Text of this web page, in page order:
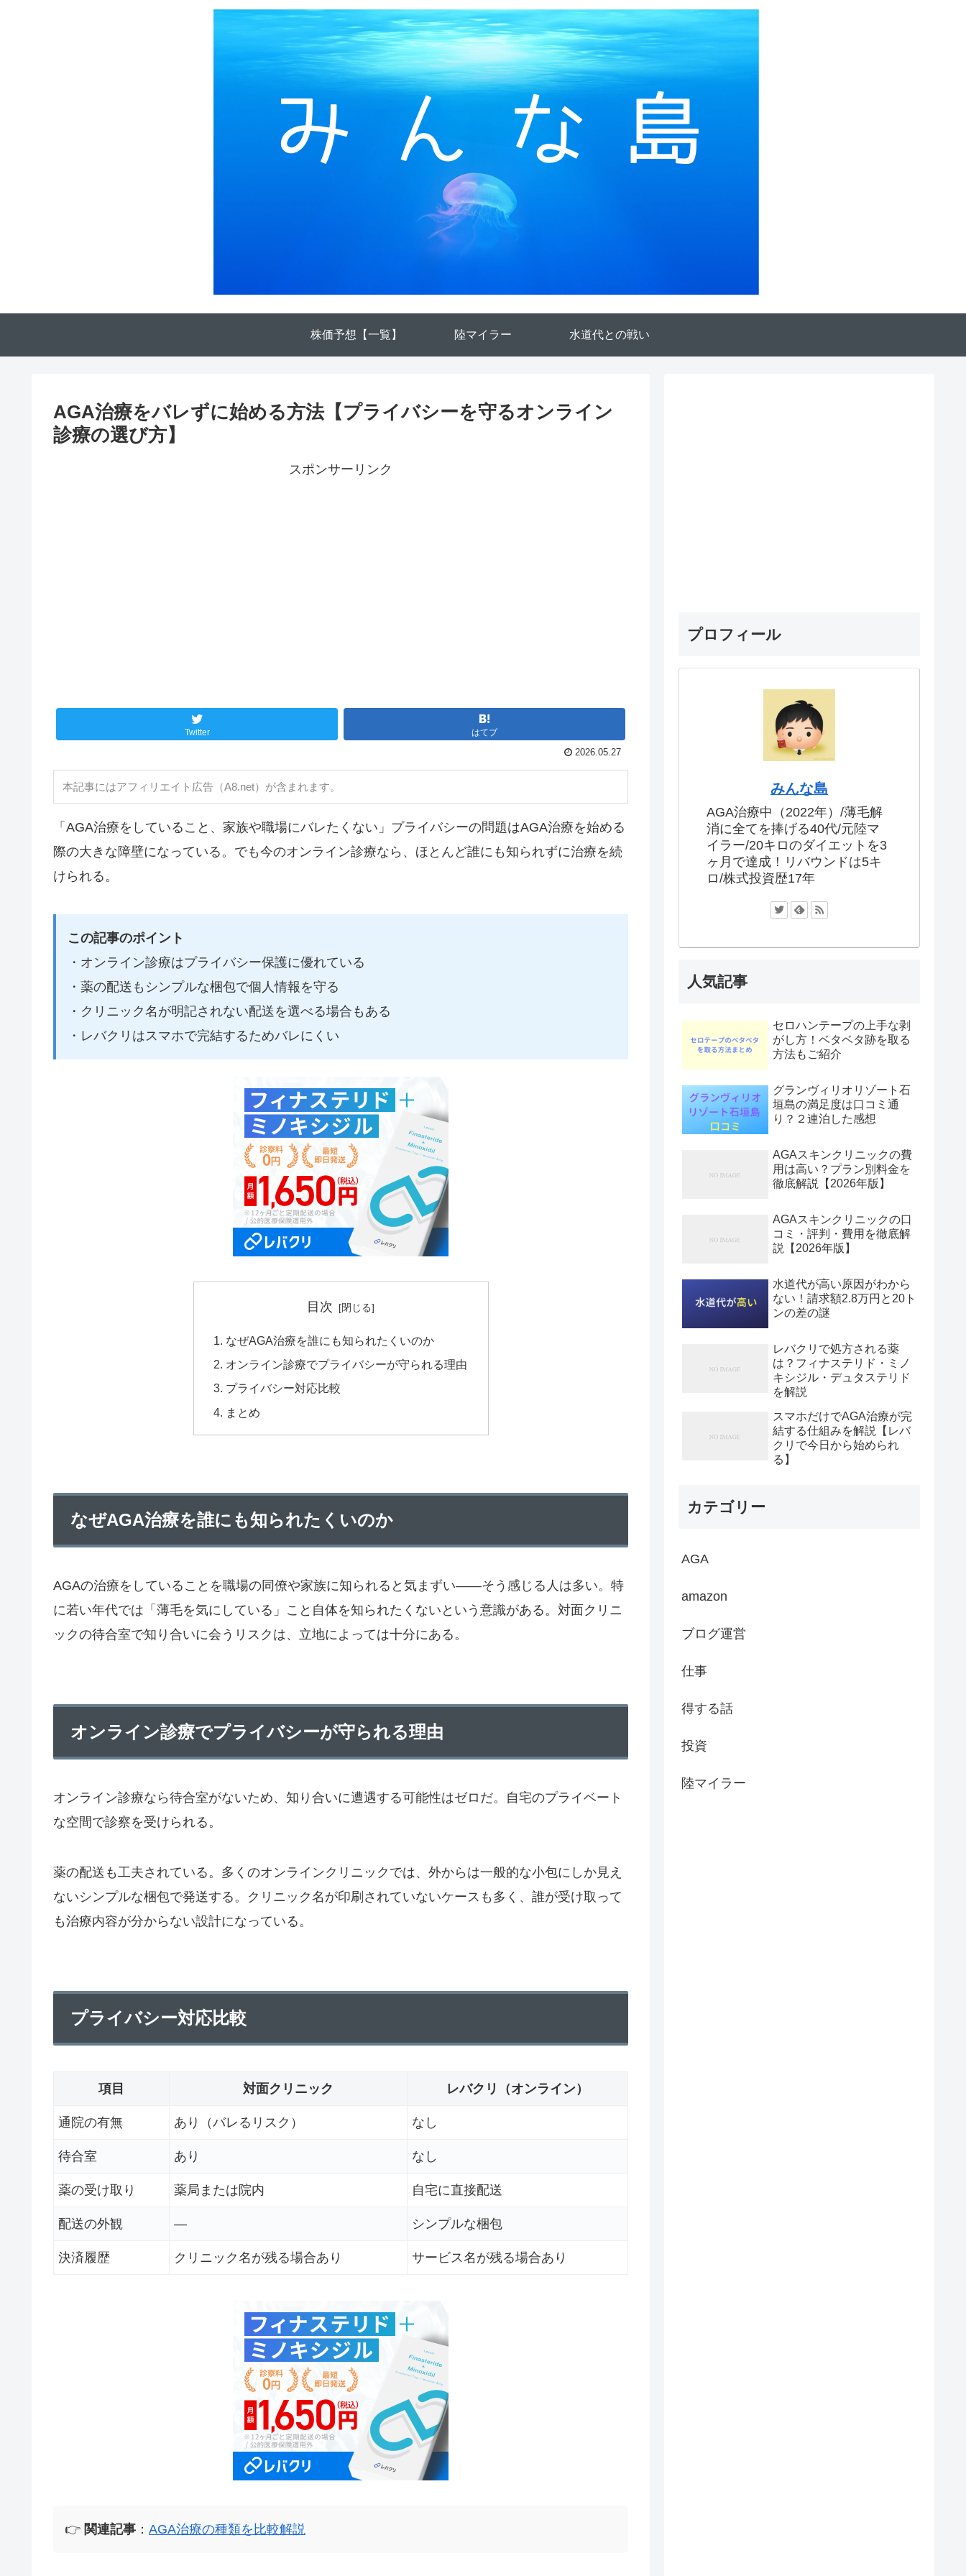
株価予想【一覧】 陸マイラー 水道代との戦い
AGA治療をバレずに始める方法【プライバシーを守るオンライン
診療の選び方】
スポンサーリンク
Twitter はてブ
2026.05.27
本記事にはアフィリエイト広告（A8.net）が含まれます。
「AGA治療をしていること、家族や職場にバレたくない」プライバシーの問題はAGA治療を始める
際の大きな障壁になっている。でも今のオンライン診療なら、ほとんど誰にも知られずに治療を続
けられる。
この記事のポイント
・オンライン診療はプライバシー保護に優れている
・薬の配送もシンプルな梱包で個人情報を守る
・クリニック名が明記されない配送を選べる場合もある
・レバクリはスマホで完結するためバレにくい
目次
なぜAGA治療を誰にも知られたくいのか
オンライン診療でプライバシーが守られる理由
プライバシー対応比較
まとめ
なぜAGA治療を誰にも知られたくいのか
AGAの治療をしていることを職場の同僚や家族に知られると気まずい——そう感じる人は多い。特
に若い年代では「薄毛を気にしている」こと自体を知られたくないという意識がある。対面クリニ
ックの待合室で知り合いに会うリスクは、立地によっては十分にある。
オンライン診療でプライバシーが守られる理由
オンライン診療なら待合室がないため、知り合いに遭遇する可能性はゼロだ。自宅のプライベート
な空間で診察を受けられる。
薬の配送も工夫されている。多くのオンラインクリニックでは、外からは一般的な小包にしか見え
ないシンプルな梱包で発送する。クリニック名が印刷されていないケースも多く、誰が受け取って
も治療内容が分からない設計になっている。
プライバシー対応比較
項目 対面クリニック レバクリ（オンライン）
通院の有無 あり（バレるリスク） なし
待合室 あり なし
薬の受け取り 薬局または院内 自宅に直接配送
配送の外観 ― シンプルな梱包
決済履歴 クリニック名が残る場合あり サービス名が残る場合あり
👉 関連記事 ： AGA治療の種類を比較解説
プロフィール
みんな島
AGA治療中（2022年）/薄毛解
消に全てを捧げる40代/元陸マ
イラー/20キロのダイエットを3
ヶ月で達成！リバウンドは5キ
ロ/株式投資歴17年
人気記事
セロハンテープの上手な剥
がし方！ベタベタ跡を取る
方法もご紹介
グランヴィリオリゾート石
垣島の満足度は口コミ通
り？２連泊した感想
AGAスキンクリニックの費
用は高い？プラン別料金を
徹底解説【2026年版】
AGAスキンクリニックの口
コミ・評判・費用を徹底解
説【2026年版】
水道代が高い原因がわから
ない！請求額2.8万円と20ト
ンの差の謎
レバクリで処方される薬
は？フィナステリド・ミノ
キシジル・デュタステリド
を解説
スマホだけでAGA治療が完
結する仕組みを解説【レバ
クリで今日から始められ
る】
カテゴリー
AGA
amazon
ブログ運営
仕事
得する話
投資
陸マイラー